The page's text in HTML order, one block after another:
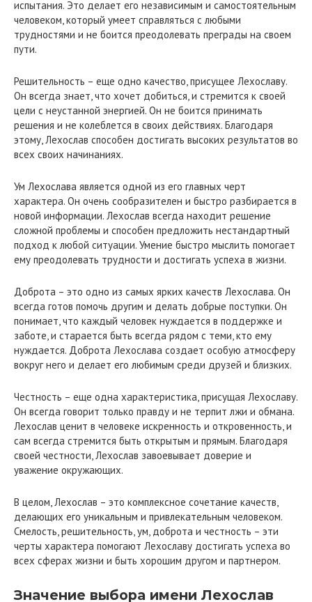
испытания. Это делает его независимым и самостоятельным
человеком, который умеет справляться с любыми
трудностями и не боится преодолевать преграды на своем
пути.
Решительность – еще одно качество, присущее Лехославу.
Он всегда знает, что хочет добиться, и стремится к своей
цели с неустанной энергией. Он не боится принимать
решения и не колеблется в своих действиях. Благодаря
этому, Лехослав способен достигать высоких результатов во
всех своих начинаниях.
Ум Лехослава является одной из его главных черт
характера. Он очень сообразителен и быстро разбирается в
новой информации. Лехослав всегда находит решение
сложной проблемы и способен предложить нестандартный
подход к любой ситуации. Умение быстро мыслить помогает
ему преодолевать трудности и достигать успеха в жизни.
Доброта – это одно из самых ярких качеств Лехослава. Он
всегда готов помочь другим и делать добрые поступки. Он
понимает, что каждый человек нуждается в поддержке и
заботе, и старается быть всегда рядом с теми, кто ему
нуждается. Доброта Лехослава создает особую атмосферу
вокруг него и делает его любимым среди друзей и близких.
Честность – еще одна характеристика, присущая Лехославу.
Он всегда говорит только правду и не терпит лжи и обмана.
Лехослав ценит в человеке искренность и откровенность, и
сам всегда стремится быть открытым и прямым. Благодаря
своей честности, Лехослав завоевывает доверие и
уважение окружающих.
В целом, Лехослав – это комплексное сочетание качеств,
делающих его уникальным и привлекательным человеком.
Смелость, решительность, ум, доброта и честность – эти
черты характера помогают Лехославу достигать успеха во
всех сферах жизни и быть хорошим другом и партнером.
Значение выбора имени Лехослав